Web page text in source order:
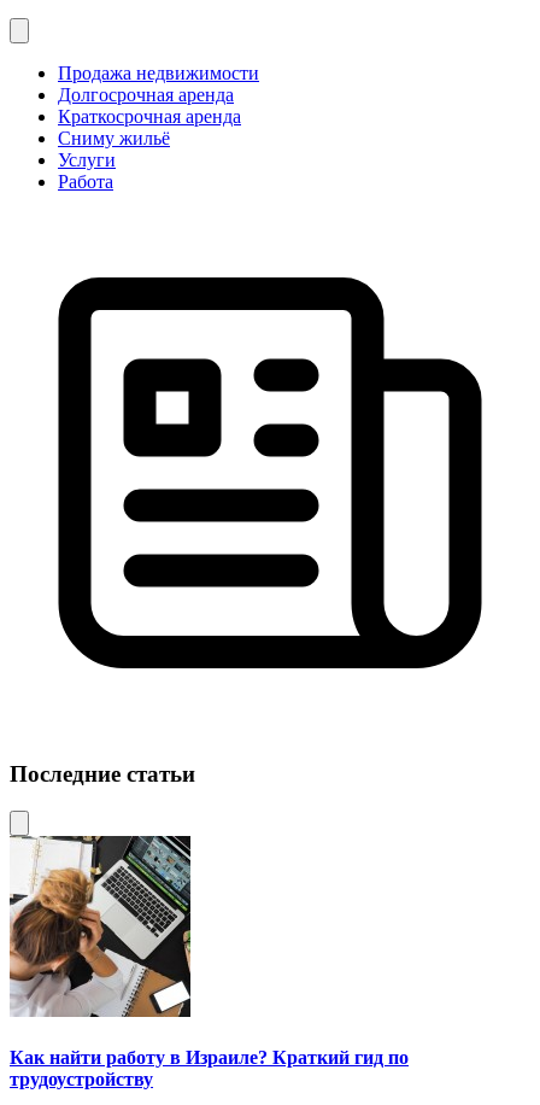
Продажа недвижимости
Долгосрочная аренда
Краткосрочная аренда
Сниму жильё
Услуги
Работа
Последние статьи
Как найти работу в Израиле? Краткий гид по
трудоустройству